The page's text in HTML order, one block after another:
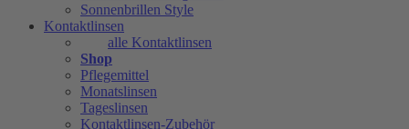
Sonnenbrillen Style
Kontaktlinsen
alle Kontaktlinsen
Shop
Pflegemittel
Monatslinsen
Tageslinsen
Kontaktlinsen-Zubehör